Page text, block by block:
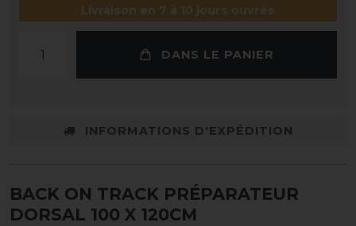
Livraison en 7 à 10 jours ouvrés
DANS LE PANIER
INFORMATIONS D'EXPÉDITION
BACK ON TRACK PRÉPARATEUR
DORSAL 100 X 120CM